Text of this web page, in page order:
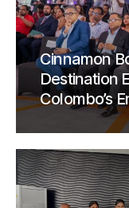
Cinnamon
Destination
Colombo’s